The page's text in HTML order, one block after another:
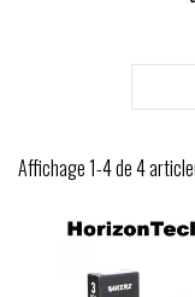
Affichage 1-4 de 4